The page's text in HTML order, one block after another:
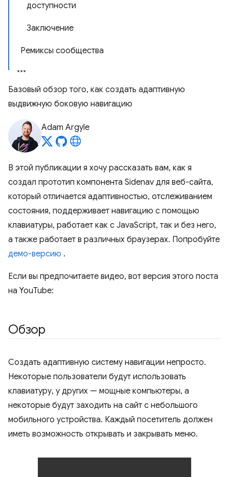
доступности
Заключение
Ремиксы сообщества
Базовый обзор того, как создать адаптивную
выдвижную боковую навигацию
Adam Argyle
В этой публикации я хочу рассказать вам, как я
создал прототип компонента Sidenav для веб-сайта,
который отличается адаптивностью, отслеживанием
состояния, поддерживает навигацию с помощью
клавиатуры, работает как с JavaScript, так и без него,
а также работает в различных браузерах. Попробуйте
демо-версию .
Если вы предпочитаете видео, вот версия этого поста
на YouTube:
Обзор
Создать адаптивную систему навигации непросто.
Некоторые пользователи будут использовать
клавиатуру, у других — мощные компьютеры, а
некоторые будут заходить на сайт с небольшого
мобильного устройства. Каждый посетитель должен
иметь возможность открывать и закрывать меню.